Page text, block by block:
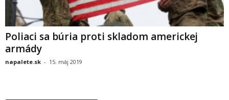
Poliaci sa búria proti skladom americkej
armády
napalete.sk - 15. máj 2019